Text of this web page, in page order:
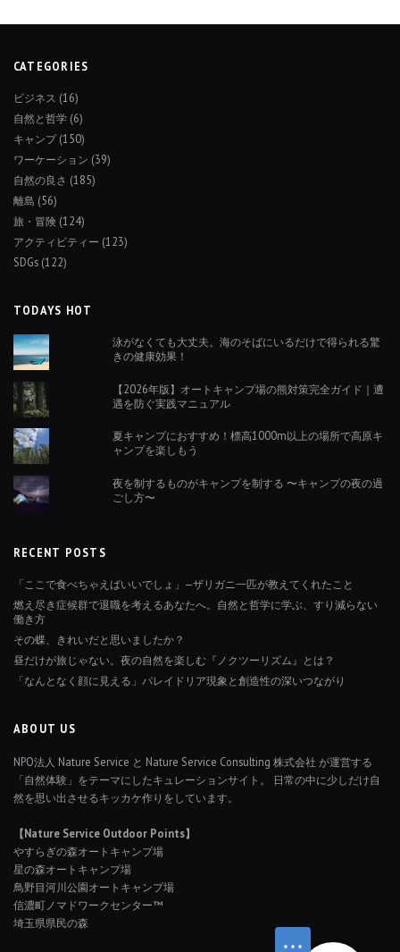
CATEGORIES
ビジネス (16)
自然と哲学 (6)
キャンプ(150)
ワーケーション (39)
自然の良さ (185)
離島 (56)
旅・冒険 (124)
アクティビティー (123)
SDGs (122)
TODAYS HOT
泳がなくても大丈夫。海のそばにいるだけで得られる驚
きの健康効果！
【2026年版】オートキャンプ場の熊対策完全ガイド｜遭
遇を防ぐ実践マニュアル
夏キャンプにおすすめ！標高1000m以上の場所で高原キ
ャンプを楽しもう
夜を制するものがキャンプを制する 〜キャンプの夜の過
ごし方〜
RECENT POSTS
「ここで食べちゃえばいいでしょ」—ザリガニ一匹が教えてくれたこと
燃え尽き症候群で退職を考えるあなたへ。自然と哲学に学ぶ、すり減らない
働き方
その蝶、きれいだと思いましたか？
昼だけが旅じゃない。夜の自然を楽しむ『ノクツーリズム』とは？
「なんとなく顔に見える」パレイドリア現象と創造性の深いつながり
ABOUT US
NPO法人 Nature Service と Nature Service Consulting 株式会社 が運営する
「自然体験」をテーマにしたキュレーションサイト。 日常の中に少しだけ自
然を思い出させるキッカケ作りをしています。
【Nature Service Outdoor Points】
やすらぎの森オートキャンプ場
星の森オートキャンプ場
鳥野目河川公園オートキャンプ場
信濃町ノマドワークセンター™
埼玉県県民の森